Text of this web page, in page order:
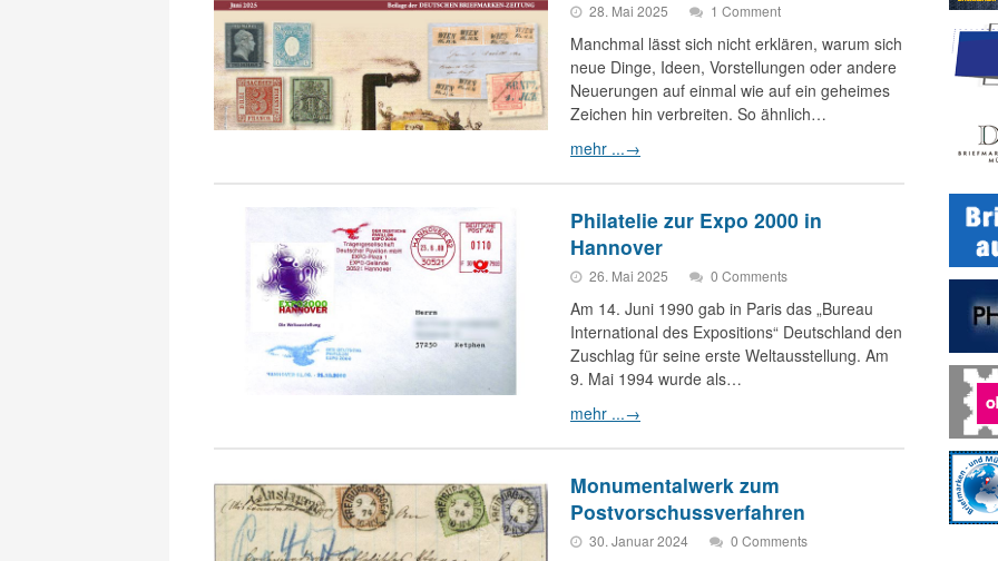
28. Mai 2025 1 Comment
Manchmal lässt sich nicht erklären, warum sich
neue Dinge, Ideen, Vorstellungen oder andere
Neuerungen auf einmal wie auf ein geheimes
Zeichen hin verbreiten. So ähnlich…
mehr ...→
Philatelie zur Expo 2000 in
Hannover
26. Mai 2025 0 Comments
Am 14. Juni 1990 gab in Paris das „Bureau
International des Expositions“ Deutschland den
Zuschlag für seine erste Weltausstellung. Am
9. Mai 1994 wurde als…
mehr ...→
Monumentalwerk zum
Postvorschussverfahren
30. Januar 2024 0 Comments